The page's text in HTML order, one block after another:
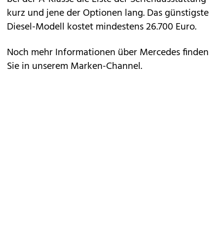
kurz und jene der Optionen lang. Das günstigste
Diesel-Modell kostet mindestens 26.700 Euro.
Noch mehr Informationen über Mercedes finden
Sie in unserem Marken-Channel.